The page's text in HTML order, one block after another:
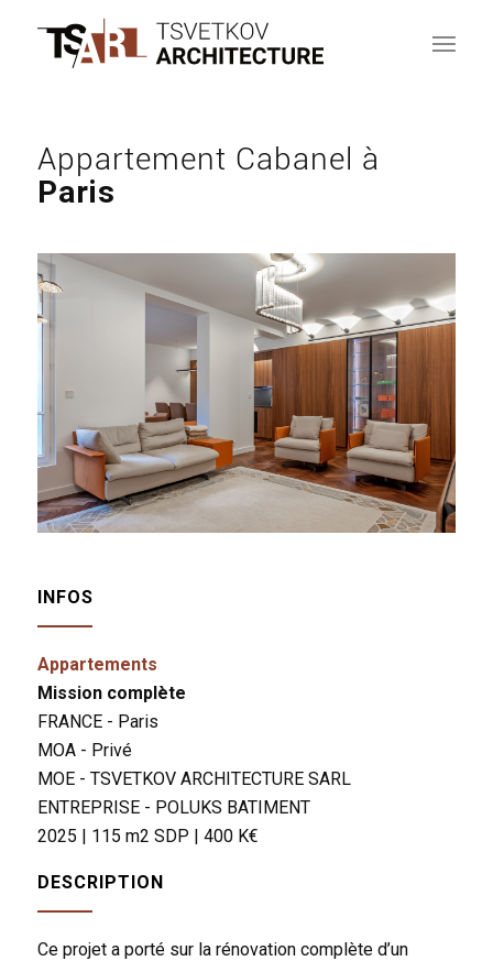
Appartement Cabanel à
Paris
INFOS
Appartements
Mission complète
FRANCE - Paris
MOA - Privé
MOE - TSVETKOV ARCHITECTURE SARL
ENTREPRISE - POLUKS BATIMENT
2025 | 115 m2 SDP | 400 K€
DESCRIPTION
Ce projet a porté sur la rénovation complète d’un